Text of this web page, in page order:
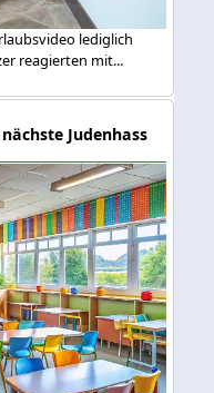
lediglich
reagierten mit...
Judenhass